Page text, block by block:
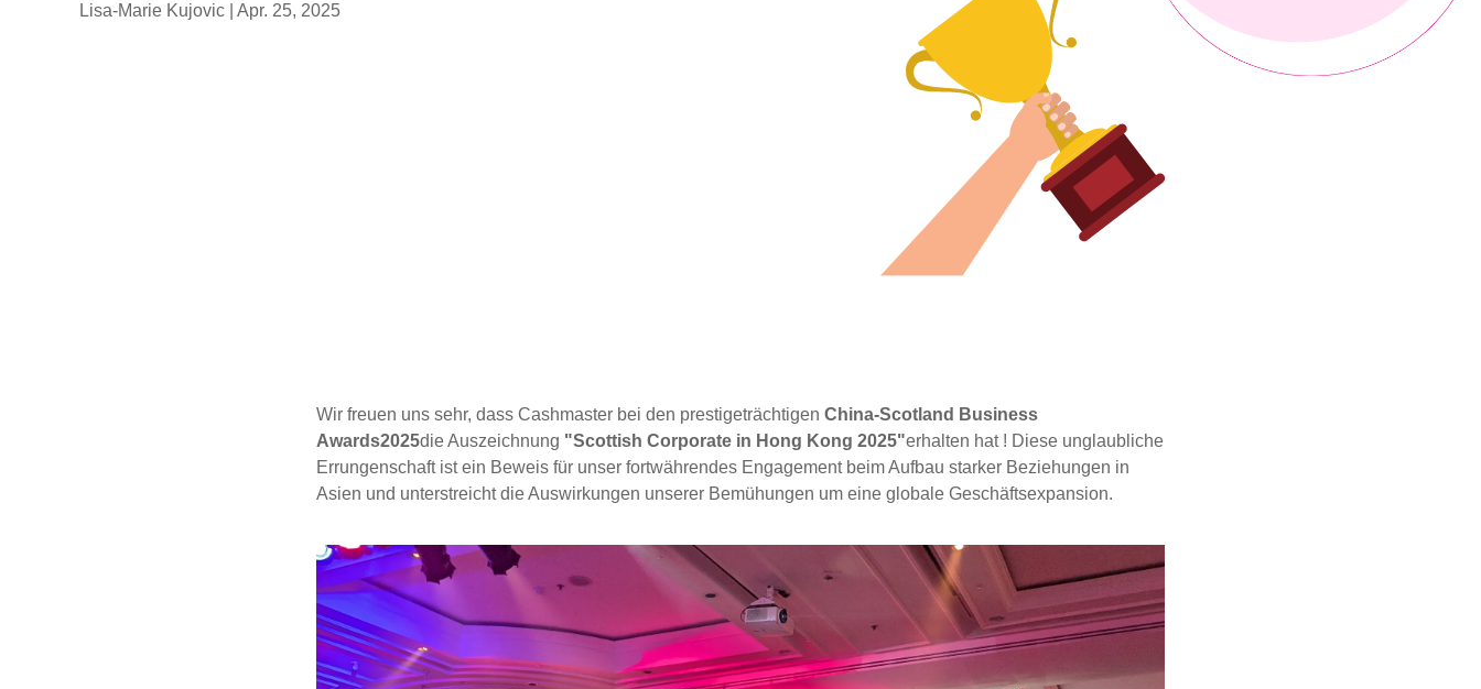
Lisa-Marie Kujovic | Apr. 25, 2025
Wir freuen uns sehr, dass Cashmaster bei den prestigeträchtigen China-Scotland Business
Awards2025dieAuszeichnung "Scottish Corporate in Hong Kong 2025"erhalten hat ! Diese unglaubliche
Errungenschaft ist ein Beweis für unser fortwährendes Engagement beim Aufbau starker Beziehungen in
Asien und unterstreicht die Auswirkungen unserer Bemühungen um eine globale Geschäftsexpansion.